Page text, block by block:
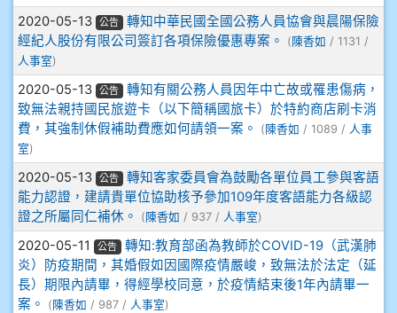
912彭子宸
914王苡澄
2020-05-13 公告
轉知中華民國全國公務人員協會與晨陽保險
經紀人股份有限公司簽訂各項保險優惠專案。
( 陳香如 / 1131 /
人事室)
2020-05-13 公告
轉知有關公務人員因年中亡故或罹患傷病，
致無法親持國民旅遊卡（以下簡稱國旅卡）於特約商店刷卡消
費，其強制休假補助費應如何請領一案。
(陳香如 / 1089 / 人事
室)
2020-05-13 公告
轉知客家委員會為鼓勵各單位員工參與客語
能力認證，建請貴單位協助核予參加109年度客語能力各級認
證之所屬同仁補休。
( 陳香如 / 937 / 人事室)
2020-05-11 公告
轉知:教育部函為教師於COVID-19（武漢肺
炎）防疫期間，其婚假如因國際疫情嚴峻，致無法於法定（延
長）期限內請畢，得經學校同意，於疫情結束後1年內請畢一
案。
(陳香如 / 987 / 人事室)